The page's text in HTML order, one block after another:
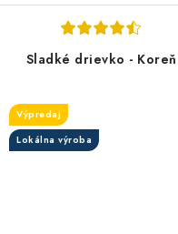
Sladké drievko - Koreň
Výpredaj
Lokálna výroba